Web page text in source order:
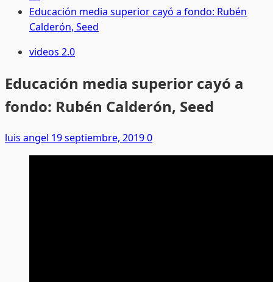
Educación media superior cayó a fondo: Rubén
Calderón, Seed
videos 2.0
Educación media superior cayó a
fondo: Rubén Calderón, Seed
luis angel 19 septiembre, 20190